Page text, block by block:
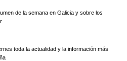
de la semana en Galicia y sobre los
toda la actualidad y la información más